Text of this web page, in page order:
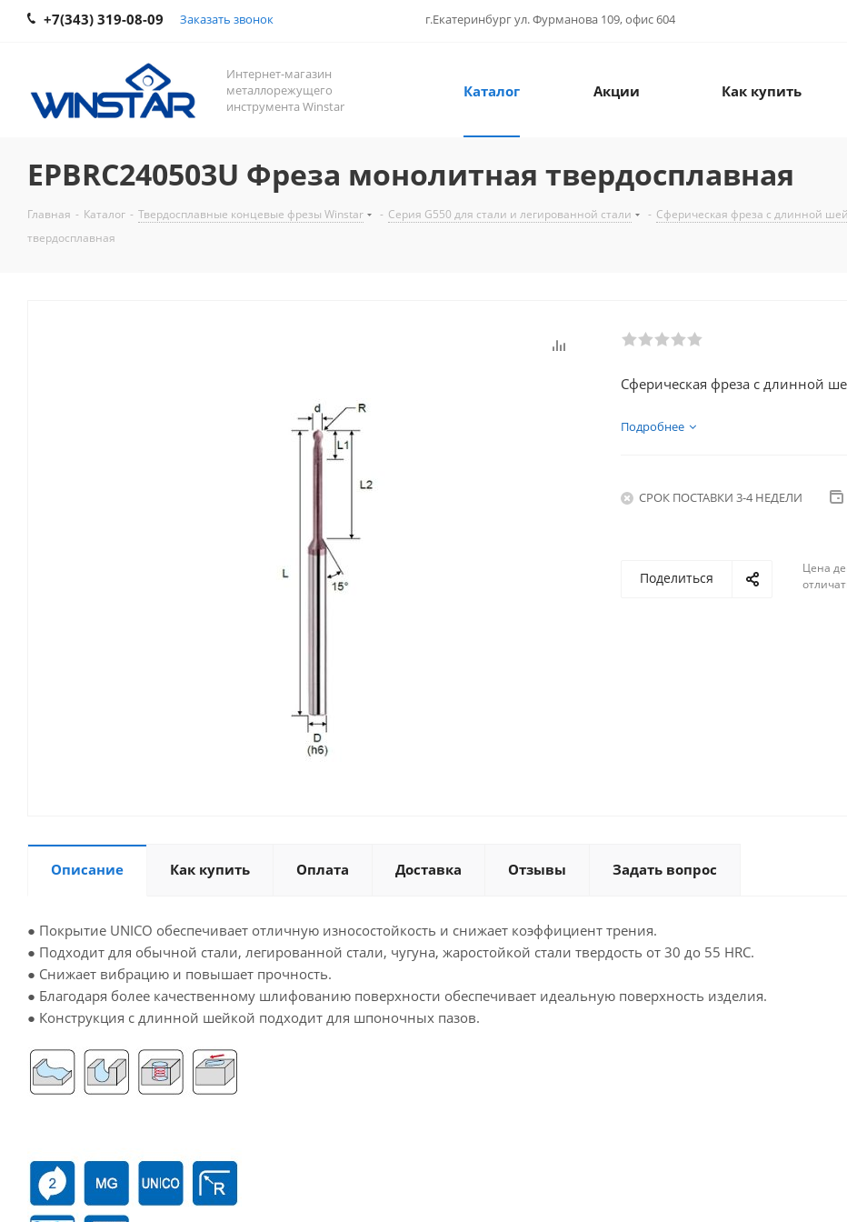
+7(343) 319-08-09 Заказать звонок г.Екатеринбург ул. Фурманова 109, офис 604
Интернет-магазин
металлорежущего
инструмента Winstar
Каталог Акции Как купить
EPBRC240503U Фреза монолитная твердосплавная
Главная - Каталог - Твердосплавные концевые фрезы Winstar - Серия G550 для стали и легированной стали - Сферическая фреза с длинной
твердосплавная
Сферическая фреза с длинной
Подробнее
СРОК ПОСТАВКИ 3-4 НЕДЕЛИ
Поделиться
Цена
Описание Как купить Оплата Доставка Отзывы Задать вопрос
● Покрытие UNICO обеспечивает отличную износостойкость и снижает коэффициент трения.
● Подходит для обычной стали, легированной стали, чугуна, жаростойкой стали твердость от 30 до 55 HRC.
● Снижает вибрацию и повышает прочность.
● Благодаря более качественному шлифованию поверхности обеспечивает идеальную поверхность изделия.
● Конструкция с длинной шейкой подходит для шпоночных пазов.